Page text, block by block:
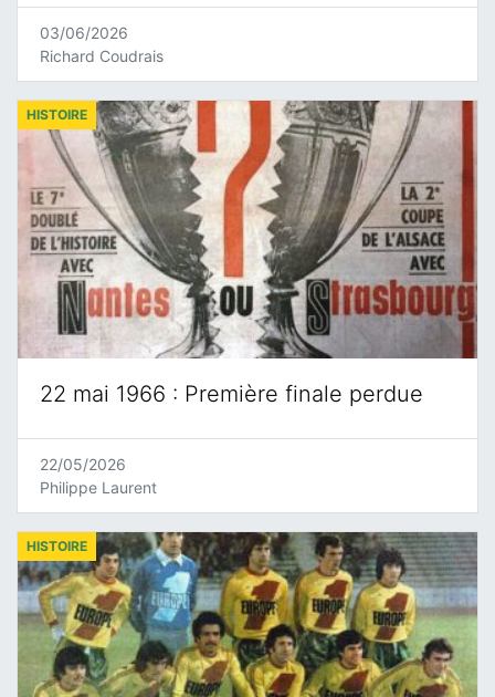
03/06/2026
Richard Coudrais
22 mai 1966 : Première finale perdue
HISTOIRE
22/05/2026
Philippe Laurent
HISTOIRE